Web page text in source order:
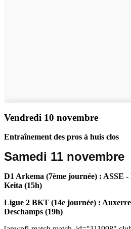
Vendredi 10 novembre
Entraînement des pros à huis clos
Samedi 11 novembre
D1 Arkema (7ème journée) : ASSE
Keita (15h)
Ligue 2 BKT (14e journée) :
Deschamps (19h)